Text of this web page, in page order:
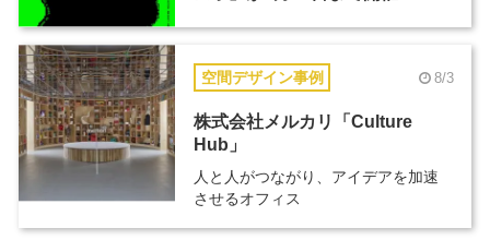
空間デザイン事例 8/3
株式会社メルカリ「Culture
Hub」
人と人がつながり、アイデアを加速
させるオフィス